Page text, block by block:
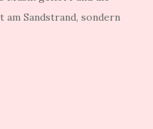
Sandstrand, sondern